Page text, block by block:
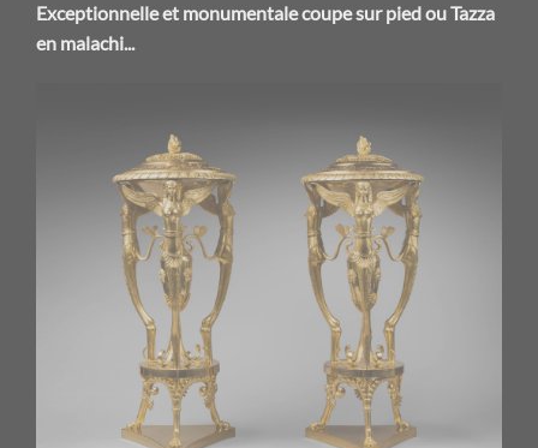
Exceptionnelle et monumentale coupe sur pied ou Tazza
en malachi...